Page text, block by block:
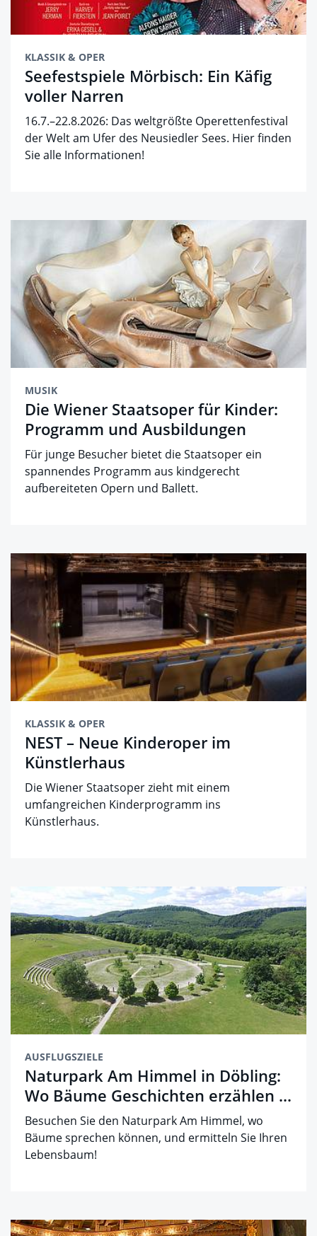
KLASSIK & OPER
Seefestspiele Mörbisch: Ein Käfig
voller Narren
16.7.–22.8.2026: Das weltgrößte Operettenfestival
der Welt am Ufer des Neusiedler Sees. Hier finden
Sie alle Informationen!
MUSIK
Die Wiener Staatsoper für Kinder:
Programm und Ausbildungen
Für junge Besucher bietet die Staatsoper ein
spannendes Programm aus kindgerecht
aufbereiteten Opern und Ballett.
KLASSIK & OPER
NEST – Neue Kinderoper im
Künstlerhaus
Die Wiener Staatsoper zieht mit einem
umfangreichen Kinderprogramm ins
Künstlerhaus.
AUSFLUGSZIELE
Naturpark Am Himmel in Döbling:
Wo Bäume Geschichten erzählen ...
Besuchen Sie den Naturpark Am Himmel, wo
Bäume sprechen können, und ermitteln Sie Ihren
Lebensbaum!